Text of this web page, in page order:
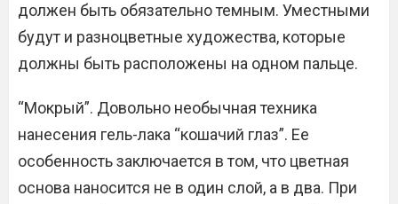
должен быть обязательно темным. Уместными
будут и разноцветные художества, которые
должны быть расположены на одном пальце.
“Мокрый”. Довольно необычная техника
нанесения гель-лака “кошачий глаз”. Ее
особенность заключается в том, что цветная
основа наносится не в один слой, а в два. При